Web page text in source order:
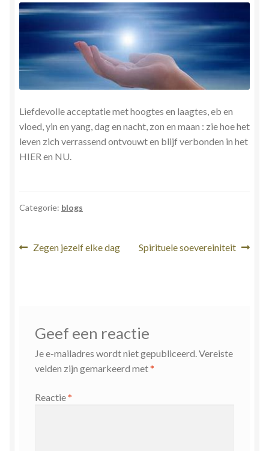
Liefdevolle acceptatie met hoogtes en laagtes, eb en
vloed, yin en yang, dag en nacht, zon en maan : zie hoe het
leven zich verrassend ontvouwt en blijf verbonden in het
HIER en NU.
Categorie: blogs
Bericht
Vorig
Zegen jezelf elke dag
Volgend
Spirituele soevereiniteit
Geef een reactie
Je e-mailadres wordt niet gepubliceerd.Vereiste
velden zijn gemarkeerd met*
Reactie*